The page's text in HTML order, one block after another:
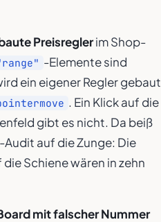
Preisreglerim Shop-
-Elemente sind
ein eigener Regler gebaut
. Ein Klick auf die
gibt es nicht. Da beiß
auf die Zunge: Die
Schiene wären in zehn
mit falscher Nummer